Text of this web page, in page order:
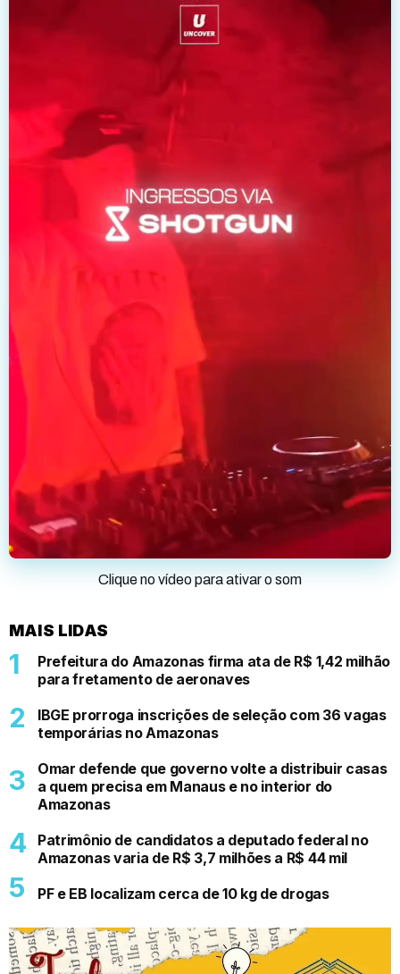
Clique no vídeo para ativar o som
MAIS LIDAS
Prefeitura do Amazonas firma ata de R$ 1,42 milhão
para fretamento de aeronaves
IBGE prorroga inscrições de seleção com 36 vagas
temporárias no Amazonas
Omar defende que governo volte a distribuir casas
a quem precisa em Manaus e no interior do
Amazonas
Patrimônio de candidatos a deputado federal no
Amazonas varia de R$ 3,7 milhões a R$ 44 mil
PF e EB localizam cerca de 10 kg de drogas